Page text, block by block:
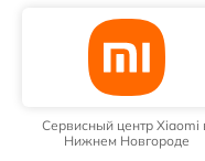
Сервисный центр Xiaomi
Нижнем Новгороде